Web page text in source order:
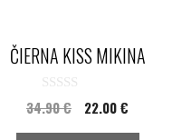
ČIERNA KISS MIKINA
0
o
34.90€ 22.00€